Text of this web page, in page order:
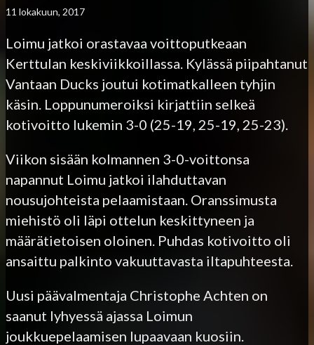
11 lokakuun, 2017
Loimu jatkoi orastavaa voittoputkeaan
Kerttulan keskiviikkoillassa. Kylässä piipahtanut
Vantaan Ducks joutui kotimatkalleen tyhjin
käsin. Loppunumeroiksi kirjattiin selkeä
kotivoitto lukemin 3-0 (25-19, 25-19, 25-23).
Viikon sisään kolmannen 3-0-voittonsa
napannut Loimu jatkoi ilahduttavan
nousujohteista pelaamistaan. Oranssimusta
miehistö oli läpi ottelun keskittyneen ja
määrätietoisen oloinen. Puhdas kotivoitto oli
ansaittu palkinto vakuuttavasta iltapuhteesta.
Uusi päävalmentaja Christophe Achten on
saanut lyhyessä ajassa Loimun
joukkuepelaamisen lupaavaan kuosiin.